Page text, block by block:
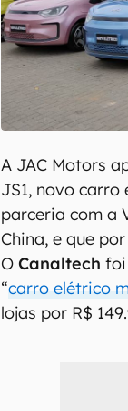
A JAC Motors
JS1, novo
parceria com a
China, e que
OCanaltech foi
“carro elétrico
lojas por R$